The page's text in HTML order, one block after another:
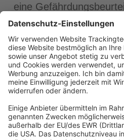
eine
und das Ergebnis zu
Betreibern von
Freibädern,
empfohlen, die aktuelle
Veröffentlichungen zum
Bestandteil ihres
zu machen. In diesem
werden, dass sie alles